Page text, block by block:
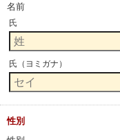
名前
氏
氏（ヨミガナ）
性別